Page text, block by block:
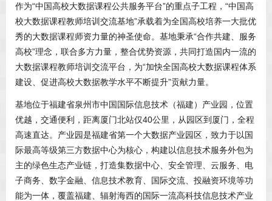
作为“中国高校大数据课程公共服务平台”的重点子工程，“中国高
校大数据课程教师培训交流基地”承载着为全国高校培养一大批优
秀的大数据课程师资力量的神圣使命。基地秉承“合作共建、服务
高校”理念，联合多方力量，整合优势资源，共同打造国内一流的
大数据课程教师培训交流平台，为“加快全国高校大数据课程体系
建设、促进高校大数据教学水平不断提升”贡献力量。
基地位于福建省泉州市中国国际信息技术（福建）产业园，位置
优越，交通便利，距离厦门北站仅40公里，从园区到厦门，全程
高速直达。产业园是福建省第一个大数据产业园区，致力于以国
际最高等级第三方数据中心为核心，构建以信息技术服务外包为
主的绿色生态产业链，打造集数据中心、安全管理、云服务、电
子商务、数字金融、信息技术教育、国际交流、投融资环境等功
能为一体，覆盖福建、辐射海西的国际一流高科技信息技术产业